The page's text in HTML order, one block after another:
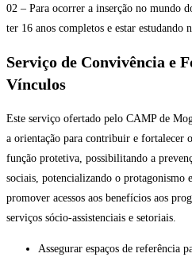
02 – Para ocorrer a inserção no mundo
ter 16 anos completos e estar estudando
Serviço de Convivência e
Vínculos
Este serviço ofertado pelo CAMP de
a orientação para contribuir e fortalecer
função protetiva, possibilitando a
sociais, potencializando o protagonismo
promover acessos aos benefícios aos
serviços sócio-assistenciais e setoriais.
Assegurar espaços de referência